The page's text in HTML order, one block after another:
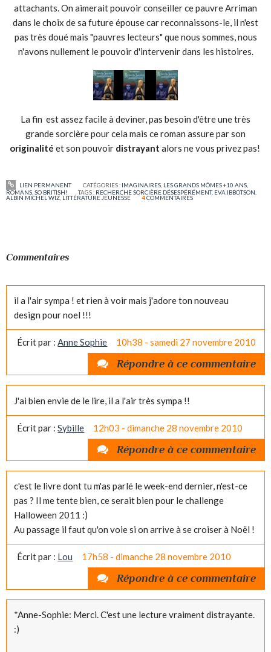
attachants. On aimerait pouvoir conseiller ce pauvre Arriman
dans le choix de sa future épouse car reconnaissons-le, il n'est
pas très doué mais "pauvres lecteurs" que nous sommes, nous
n'avons nullement le pouvoir d'intervenir dans les histoires.
La fin est assez facile à deviner, pas besoin d'être une très
grande sorcière pour cela mais ce roman assure par son
originalité et son pouvoir distrayant alors ne vous privez pas!
LIEN PERMANENT CATÉGORIES : IMAGINAIRES, LES GRANDS MÔMES +10 ANS,
ROMANS ,SO BRITISH! TAGS : RECHERCHE SORCIÈRE DÉSESPÉRÉMENT, EVA IBBOTSON
ALBIN MICHEL WIZ LITTÉRATURE JEUNESSE 4COMMENTAIRES
Commentaires
il a l'air sympa ! et rien à voir mais j'adore ton nouveau
design pour noel !!!
Écrit par :Anne Sophie 10h38 - samedi 27 novembre 2010
Répondre à ce commentaire
J'ai bien envie de le lire, il a l'air très sympa !!
Écrit par :Sybille 12h03 - dimanche 28 novembre 2010
Répondre à ce commentaire
c'est le livre dont tu m'as parlé le week-end dernier, n'est-ce
pas ? Il me tente bien, ce serait bien pour le challenge
Halloween 2011 :)
Au passage il faut qu'on voie si on arrive à se croiser à Noël !
Écrit par : Lou 17h58 - dimanche 28 novembre 2010
Répondre à ce commentaire
*Anne-Sophie: Merci. C'est une lecture vraiment distrayante.
:)